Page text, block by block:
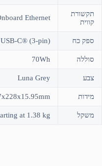
תקשורת
קווית
Ethernet
ספק כח C® (3-pin)
סוללה 70Wh
צבע Luna Grey
מידות
משקל at 1.38 kg